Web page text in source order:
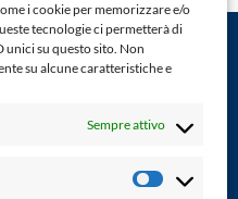
i cookie per memorizzare e/o
tecnologie ci permetterà di
su questo sito. Non
su alcune caratteristiche e
Sempre attivo
Digitale